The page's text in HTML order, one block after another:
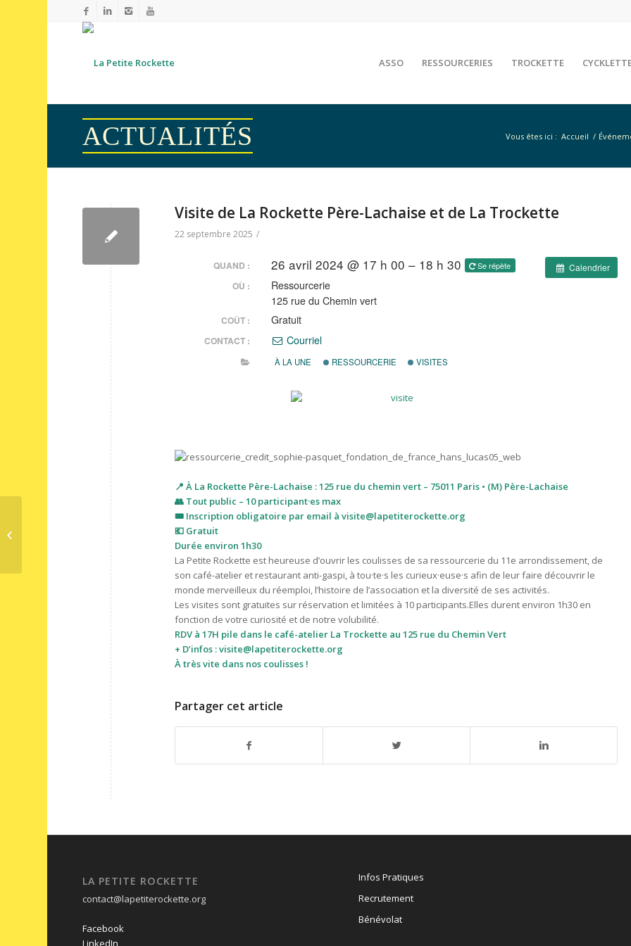
ASSO RESSOURCERIES TROCKETTE
ACTUALITÉS Vous êtes ici : Accueil /
Visite de La Rockette Père-Lachaise et de La Trockette
22 septembre 2025 /
Calendrier
QUAND : 26 avril 2024 @ 17 h 00 – 18 h 30 Se répète
OÙ :
Ressourcerie
125 rue du Chemin vert
COÛT : Gratuit
CONTACT : Courriel
À LA UNE RESSOURCERIE VISITES
📍 À La Rockette Père-Lachaise : 125 rue du chemin vert – 75011 Paris • (M) Père-Lachaise
👥 Tout public – 10 participant·es max
🎟 Inscription obligatoire par email à visite@lapetiterockette.org
💶 Gratuit
Durée environ 1h30
La Petite Rockette est heureuse d’ouvrir les coulisses de sa ressourcerie du 11e arrondissement, de
son café-atelier et restaurant anti-gaspi, à tou·te·s les curieux·euse·s afin de leur faire découvrir le
monde merveilleux du réemploi, l’histoire de l’association et la diversité de ses activités.
Les visites sont gratuites sur réservation et limitées à 10 participants.Elles durent environ 1h30 en
fonction de votre curiosité et de notre volubilité.
RDV à 17H pile dans le café-atelier La Trockette au 125 rue du Chemin Vert
+ D’infos :visite@lapetiterockette.org
À très vite dans nos coulisses !
Partager cet article
LA PETITE ROCKETTE
contact@lapetiterockette.org
Facebook
LinkedIn
Infos Pratiques
Recrutement
Bénévolat
Vente Spéciale : Haut de Gamme #8